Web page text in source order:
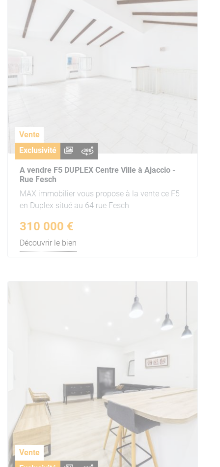
Vente
Exclusivité
A vendre F5 DUPLEX Centre Ville à Ajaccio -
Rue Fesch
MAX immobilier vous propose à la vente ce F5
en Duplex situé au 64 rue Fesch
310 000 €
Découvrir le bien
Vente